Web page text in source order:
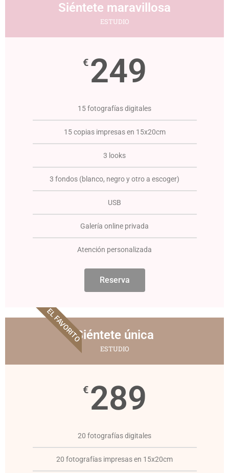
Siéntete maravillosa
ESTUDIO
€ 249
15 fotografías digitales
15 copias impresas en 15x20cm
3 looks
3 fondos (blanco, negro y otro a escoger)
USB
Galería online privada
Atención personalizada
Reserva
EL FAVORITOSiéntete única
ESTUDIO
€ 289
20 fotografías digitales
20 fotografías impresas en 15x20cm